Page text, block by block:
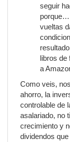
seguir
porque…
vueltas
libros de
a
Como veis,
ahorro, la
controlable de
asalariado, no
crecimiento y
dividendos